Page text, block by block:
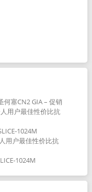
塞CN2 GIA – 促销
用户最佳性价比抗
1024M
用户最佳性价比抗
1024M